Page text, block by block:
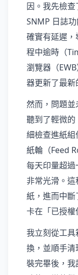
因。我先檢
SNMP 日誌
確實有延遲
程中逾時（
瀏覽器（
器更新了最新
然而，問題並
聽到了輕微
細檢查進紙
紙輪（Feed
每天印量超
非常光滑。
紙，進而中
卡在「已授權
我立刻從工
換，並順手
裝完畢後，我